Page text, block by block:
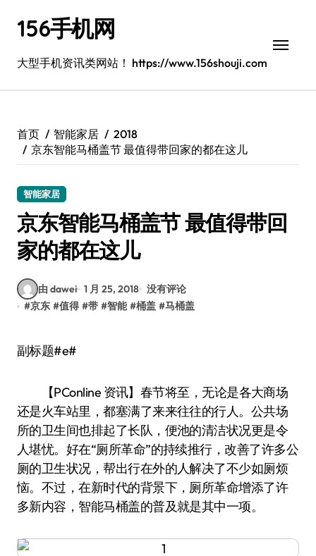
156手机网
大型手机资讯类网站！ https://www.156shouji.com
首页 智能家居
2018
京东智能马桶盖节 最值得带回家的都在这儿
智能家居
京东智能马桶盖节 最值得带回
家的都在这儿
由 dawei 1 月 25, 2018 没有评论
#京东 #值得 #带 #智能 #桶盖 #马桶盖
副标题#e#
【PConline 资讯】春节将至，无论是各大商场
还是火车站里，都塞满了来来往往的行人。公共场
所的卫生间也排起了长队，便池的清洁状况更是令
人堪忧。好在“厕所革命”的持续推行，改善了许多公
厕的卫生状况，帮出行在外的人解决了不少如厕烦
恼。不过，在新时代的背景下，厕所革命增添了许
多新内容，智能马桶盖的普及就是其中一项。